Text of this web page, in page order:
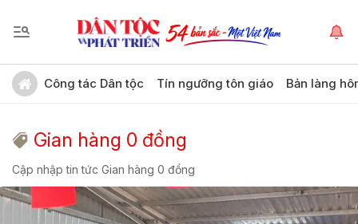
Công tác Dân tộc Tín ngưỡng tôn giáo Bản làng
Gian hàng 0 đồng
Cập nhập tin tức Gian hàng 0 đồng